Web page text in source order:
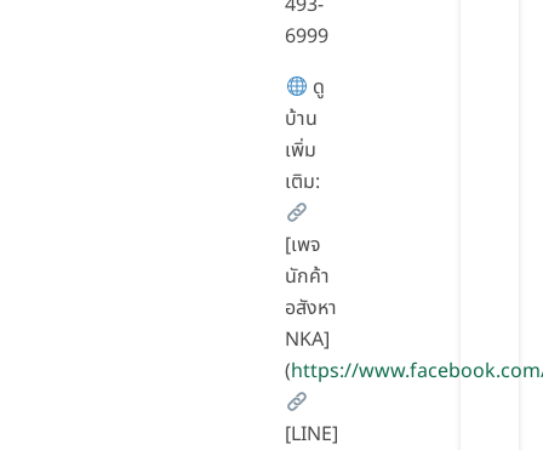
6999
ดู
บ้าน
เพิ่ม
เติม:
[เพจ
นักค้า
อสังหา
NKA]
(https://
[LINE]